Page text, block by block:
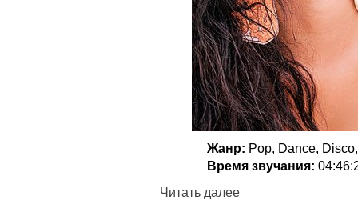
Жанр: Pop, Dance,
Время звучания:
Читать далее